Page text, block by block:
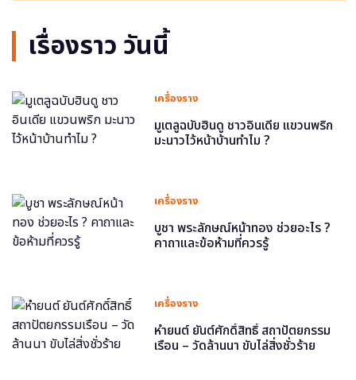
เรื่องราว วันนี้
เครื่องราง
มูเตลูฉบับฮินดู ชาวอินเดีย แขวนพริก
มะนาวไว้หน้าบ้านทำไม ?
เครื่องราง
บูชา พระลักษณ์หน้าทอง ช่วยอะไร ?
คาถาและข้อห้ามที่ควรรู้
เครื่องราง
หำยนต์ ยันต์ศักดิ์สิทธิ์ สถาปัตยกรรม
เรือน – วัดล้านนา ขับไล่สิ่งชั่วร้าย